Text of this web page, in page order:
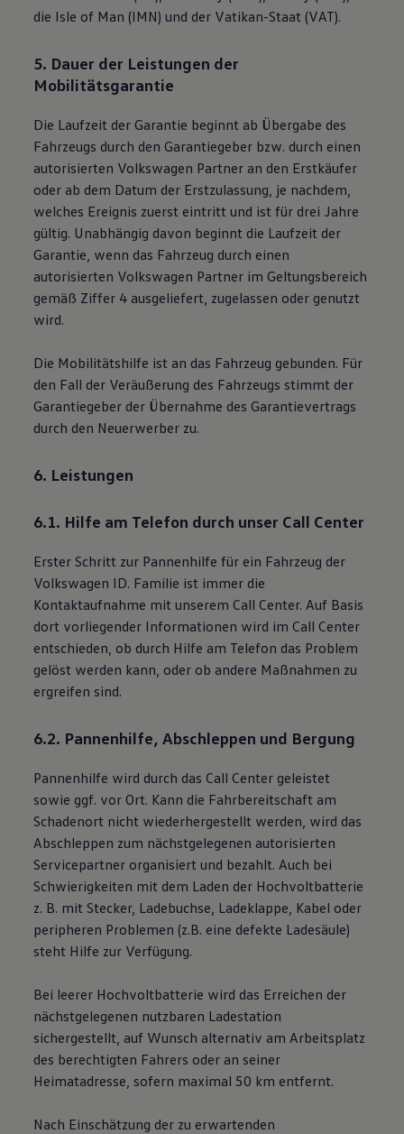
die Isle of Man (IMN) und der Vatikan-Staat (VAT).
5. Dauer der Leistungen der
Mobilitätsgarantie
Die Laufzeit der Garantie beginnt ab Übergabe des
Fahrzeugs durch den Garantiegeber bzw. durch einen
autorisierten Volkswagen Partner an den Erstkäufer
oder ab dem Datum der Erstzulassung, je nachdem,
welches Ereignis zuerst eintritt und ist für drei Jahre
gültig. Unabhängig davon beginnt die Laufzeit der
Garantie, wenn das Fahrzeug durch einen
autorisierten Volkswagen Partner im Geltungsbereich
gemäß Ziffer 4 ausgeliefert, zugelassen oder genutzt
wird.
Die Mobilitätshilfe ist an das Fahrzeug gebunden. Für
den Fall der Veräußerung des Fahrzeugs stimmt der
Garantiegeber der Übernahme des Garantievertrags
durch den Neuerwerber zu.
6. Leistungen
6.1. Hilfe am Telefon durch unser Call Center
Erster Schritt zur Pannenhilfe für ein Fahrzeug der
Volkswagen ID. Familie ist immer die
Kontaktaufnahme mit unserem Call Center. Auf Basis
dort vorliegender Informationen wird im Call Center
entschieden, ob durch Hilfe am Telefon das Problem
gelöst werden kann, oder ob andere Maßnahmen zu
ergreifen sind.
6.2. Pannenhilfe, Abschleppen und Bergung
Pannenhilfe wird durch das Call Center geleistet
sowie ggf. vor Ort. Kann die Fahrbereitschaft am
Schadenort nicht wiederhergestellt werden, wird das
Abschleppen zum nächstgelegenen autorisierten
Servicepartner organisiert und bezahlt. Auch bei
Schwierigkeiten mit dem Laden der Hochvoltbatterie
z. B. mit Stecker, Ladebuchse, Ladeklappe, Kabel oder
peripheren Problemen (z.B. eine defekte Ladesäule)
steht Hilfe zur Verfügung.
Bei leerer Hochvoltbatterie wird das Erreichen der
nächstgelegenen nutzbaren Ladestation
sichergestellt, auf Wunsch alternativ am Arbeitsplatz
des berechtigten Fahrers oder an seiner
Heimatadresse, sofern maximal 50 km entfernt.
Nach Einschätzung der zu erwartenden